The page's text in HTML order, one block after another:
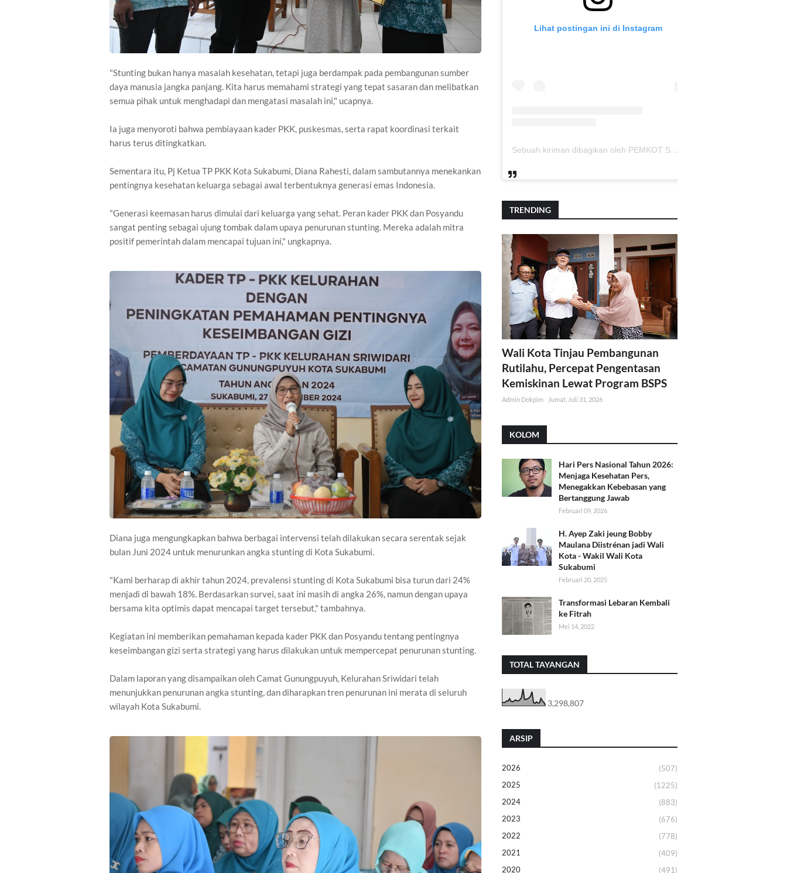
"Stunting bukan hanya masalah kesehatan, tetapi juga berdampak pada pembangunan sumber
daya manusia jangka panjang. Kita harus memahami strategi yang tepat sasaran dan melibatkan
semua pihak untuk menghadapi dan mengatasi masalah ini," ucapnya.
Ia juga menyoroti bahwa pembiayaan kader PKK, puskesmas, serta rapat koordinasi terkait
harus terus ditingkatkan.
Sementara itu, Pj Ketua TP PKK Kota Sukabumi, Diana Rahesti, dalam sambutannya menekankan
pentingnya kesehatan keluarga sebagai awal terbentuknya generasi emas Indonesia.
"Generasi keemasan harus dimulai dari keluarga yang sehat. Peran kader PKK dan Posyandu
sangat penting sebagai ujung tombak dalam upaya penurunan stunting. Mereka adalah mitra
positif pemerintah dalam mencapai tujuan ini," ungkapnya.
Diana juga mengungkapkan bahwa berbagai intervensi telah dilakukan secara serentak sejak
bulan Juni 2024 untuk menurunkan angka stunting di Kota Sukabumi.
"Kami berharap di akhir tahun 2024, prevalensi stunting di Kota Sukabumi bisa turun dari 24%
menjadi di bawah 18%. Berdasarkan survei, saat ini masih di angka 26%, namun dengan upaya
bersama kita optimis dapat mencapai target tersebut," tambahnya.
Kegiatan ini memberikan pemahaman kepada kader PKK dan Posyandu tentang pentingnya
keseimbangan gizi serta strategi yang harus dilakukan untuk mempercepat penurunan stunting.
Dalam laporan yang disampaikan oleh Camat Gunungpuyuh, Kelurahan Sriwidari telah
menunjukkan penurunan angka stunting, dan diharapkan tren penurunan ini merata di seluruh
wilayah Kota Sukabumi.
Lihat postingan ini di Instagram
Sebuah kiriman dibagikan oleh PEMKOT SUKABUMI (@pemkotsukabumi_)
TRENDING
Wali Kota Tinjau Pembangunan
Rutilahu, Percepat Pengentasan
Kemiskinan Lewat Program BSPS
Admin Dokpim Jumat, Juli 31, 2026
KOLOM
Hari Pers Nasional Tahun 2026:
Menjaga Kesehatan Pers,
Menegakkan Kebebasan yang
Bertanggung Jawab
Februari 09, 2026
H. Ayep Zaki jeung Bobby
Maulana Diistrénan jadi Wali
Kota - Wakil Wali Kota
Sukabumi
Februari 20, 2025
Transformasi Lebaran Kembali
ke Fitrah
Mei 14, 2022
TOTAL TAYANGAN
3,298,807
ARSIP
2026
(507)
2025
(1225)
2024
(883)
2023
(676)
2022
(778)
2021
(409)
2020
(491)